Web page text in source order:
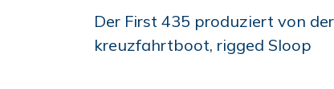
Der First 435 produziert von
kreuzfahrtboot, rigged Sloop